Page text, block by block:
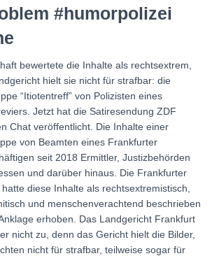
#humorpolizei
bewertete die Inhalte als rechtsextrem,
hielt sie nicht für strafbar: die
“Itiotentreff” von Polizisten eines
Jetzt hat die Satiresendung ZDF
Chat veröffentlicht. Die Inhalte einer
von Beamten eines Frankfurter
seit 2018 Ermittler, Justizbehörden
und darüber hinaus. Die Frankfurter
diese Inhalte als rechtsextremistisch,
und menschenverachtend beschrieben
erhoben. Das Landgericht Frankfurt
nicht zu, denn das Gericht hielt die Bilder,
nicht für strafbar, teilweise sogar für